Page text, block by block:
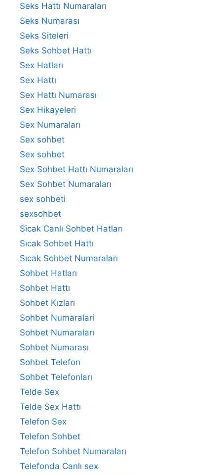
Seks Hattı Numaraları
Seks Numarası
Seks Siteleri
Seks Sohbet Hattı
Sex Hatları
Sex Hattı
Sex Hattı Numarası
Sex Hikayeleri
Sex Numaraları
Sex sohbet
Sex sohbet
Sex Sohbet Hattı Numaraları
Sex Sohbet Numaraları
sex sohbeti
sexsohbet
Sicak Canlı Sohbet Hatları
Sıcak Sohbet Hattı
Sıcak Sohbet Numaraları
Sohbet Hatları
Sohbet Hattı
Sohbet Kızları
Sohbet Numaralari
Sohbet Numaraları
Sohbet Numarası
Sohbet Telefon
Sohbet Telefonları
Telde Sex
Telde Sex Hattı
Telefon Sex
Telefon Sohbet
Telefon Sohbet Numaraları
Telefonda Canlı sex